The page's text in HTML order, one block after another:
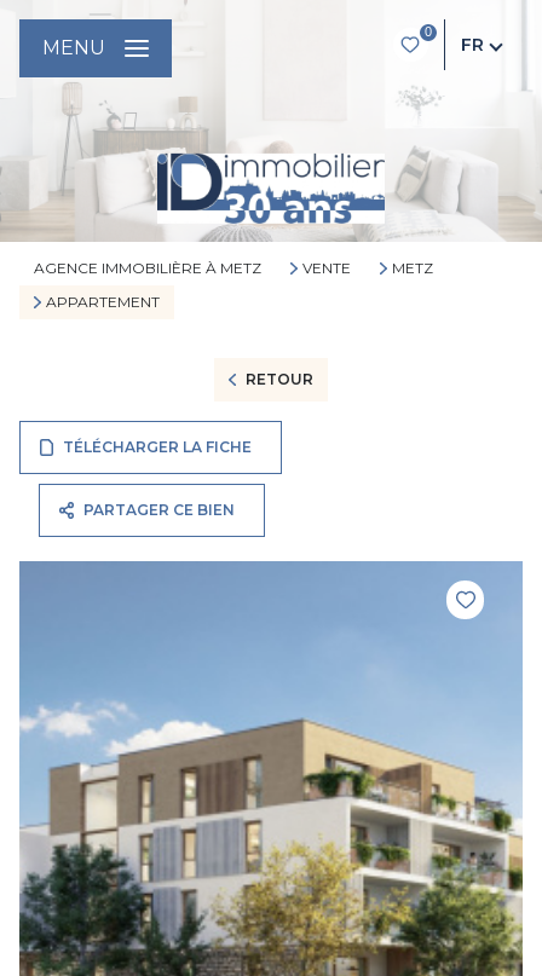
0
FR
MENU
AGENCE IMMOBILIÈRE À METZ VENTE
METZ
APPARTEMENT
RETOUR
TÉLÉCHARGER LA FICHE
PARTAGER CE BIEN